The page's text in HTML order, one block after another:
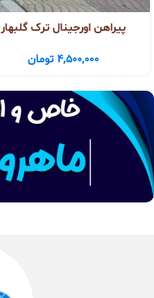
پیراهن اورجینال ترک گلبهار
4,500,000 تومان